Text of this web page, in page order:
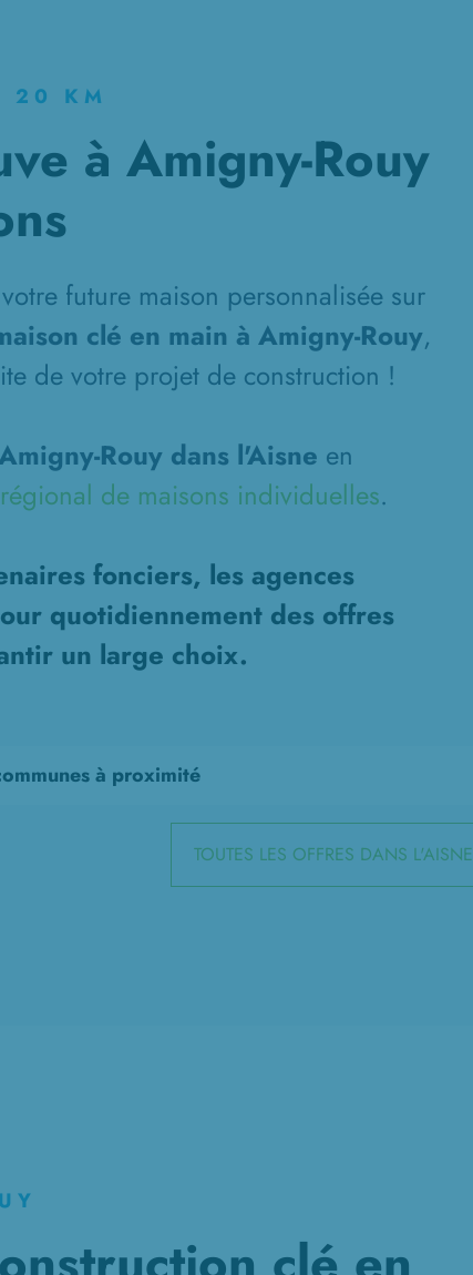
20 KM
à Amigny-Rouy
future maison personnalisée sur
clé en main à Amigny-Rouy,
de votre projet de construction !
Rouy dans l'Aisne en
de maisons individuelles.
fonciers, les agences
quotidiennement des offres
un large choix.
à proximité
TOUTES LES OFFRES DANS L'AISNE